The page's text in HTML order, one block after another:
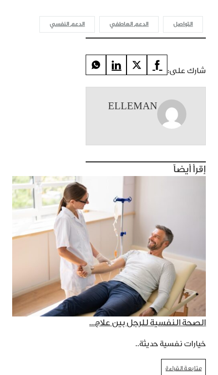
التواصل الدعم العاطفي الدعم النفسي
شارك على:
ELLEMAN
إقرأ أيضاً
الصحة النفسية للرجل بين علاج...
خيارات نفسية حديثة..
متابعة القراءة